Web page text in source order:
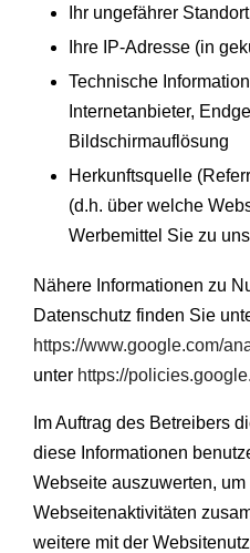
Ihr ungefährer
Ihre IP-Adresse (in
Technische
Internetanbieter,
Bildschirmauflösung
Herkunftsquelle
(d.h. über welche
Werbemittel Sie zu
Nähere Informationen zu
Datenschutz finden Sie
https://www.google.com/
unter https://
Im Auftrag des Betreibers
diese Informationen
Webseite auszuwerten,
Webseitenaktivitäten
weitere mit der